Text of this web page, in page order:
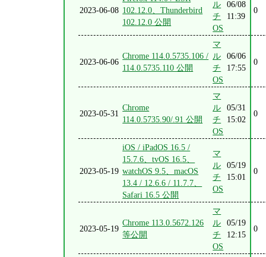
2023-06-08 102.12.0、Thunderbird
102.12.0 公開
ル
チ
OS
06/08
11:39
0
2023-06-06
Chrome 114.0.5735.106 /
114.0.5735.110 公開
マ
ル
チ
OS
06/06
17:55
0
2023-05-31
Chrome
114.0.5735.90/.91 公開
マ
ル
チ
OS
05/31
15:02
0
2023-05-19
iOS / iPadOS 16.5 /
15.7.6、tvOS 16.5、
watchOS 9.5、macOS
13.4 / 12.6.6 / 11.7.7、
Safari 16.5 公開
マ
ル
チ
OS
05/19
15:01
0
2023-05-19
Chrome 113.0.5672.126
等公開
マ
ル
チ
OS
05/19
12:15
0